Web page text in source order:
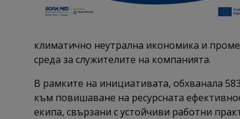
климатично неутрална икономика и
среда за служителите на компанията.
В рамките на инициативата, обхванала
към повишаване на ресурсната
екипа, свързани с устойчиви работни